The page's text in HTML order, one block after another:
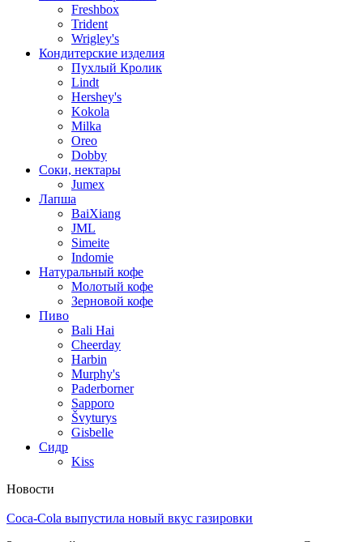
Freshbox
Trident
Wrigley's
Кондитерские изделия
Пухлый Кролик
Lindt
Hershey's
Kokola
Milka
Oreo
Dobby
Соки, нектары
Jumex
Лапша
BaiXiang
JML
Simeite
Indomie
Натуральный кофе
Молотый кофе
Зерновой кофе
Пиво
Bali Hai
Cheerday
Harbin
Murphy's
Paderborner
Sapporo
Švyturys
Gisbelle
Сидр
Kiss
Новости
Coca-Cola выпустила новый вкус газировки